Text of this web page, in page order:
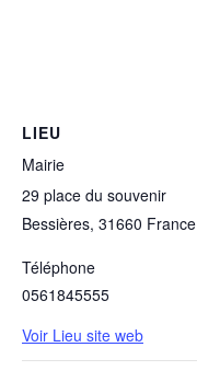
LIEU
Mairie
29 place du souvenir
Bessières, 31660 France
Téléphone
0561845555
Voir Lieu site web